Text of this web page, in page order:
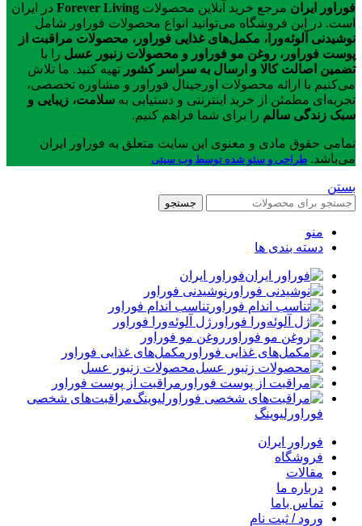
فوراور ایران مرجع خرید آنلاین محصولات Forever Living در ایران
است. در این فروشگاه می‌توانید انواع محصولات فوراور شامل
نوشیدنی آلوئه‌ورا، مکمل‌های غذایی فوراور، محصولات مراقبت از
پوست فوراور، روغن مو فوراور و محصولات زنبور عسل را با
تضمین اصالت کالا و ارسال به سراسر کشور تهیه کنید. ما تلاش
می‌کنیم با ارائه محصولات اورجینال فوراور و مشاوره تخصصی،
تجربه‌ای مطمئن از خرید اینترنتی و دستیابی به سلامت، زیبایی و
سبک زندگی سالم را برای شما فراهم کنیم.
تمامی حقوق مادی و معنوی این سایت متعلق به فوراور ایران
می‌باشد. طراحی و سئو شده توسط وب سیتی
بستن
جستجو
منو
دسته بندی ها
فوراور ایران
نوشیدنی فوراور
تناسب اندام فوراور
ژل آلوئه‌ورا فوراور
روغن مو فوراور
مکمل‌های غذایی فوراور
محصولات زنبور عسل
مراقبت از پوست فوراور
مراقبت‌های شخصی
فوراورلیوینگ
فوراور ایران
فروشگاه
مقالات
درباره ما
تماس باما
ورود / ثبت نام